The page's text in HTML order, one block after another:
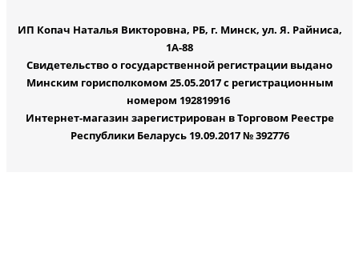
ИП Копач Наталья Викторовна, РБ, г. Минск, ул. Я. Райниса,
1А-88
Свидетельство о государственной регистрации выдано
Минским горисполкомом 25.05.2017 с регистрационным
номером 192819916
Интернет-магазин зарегистрирован в Торговом Реестре
Республики Беларусь 19.09.2017 № 392776